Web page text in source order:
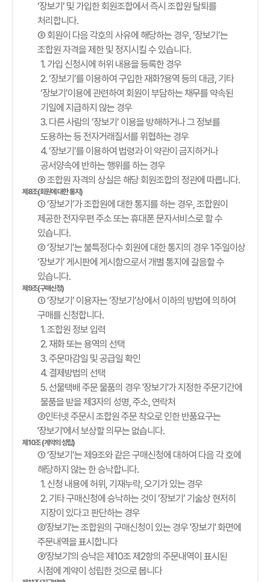
‘장보기’ 및 가입한 회원조합에서 즉시 조합원 탈퇴를
처리합니다.
② 회원이 다음 각호의 사유에 해당하는 경우, ‘장보기’는
조합원 자격을 제한 및 정지시킬 수 있습니다.
1. 가입 신청시에 허위 내용을 등록한 경우
2. ‘장보기’를 이용하여 구입한 재화?용역 등의 대금, 기타
‘장보기’이용에 관련하여 회원이 부담하는 채무를 약속된
기일에 지급하지 않는 경우
3. 다른 사람의 ‘장보기’ 이용을 방해하거나 그 정보를
도용하는 등 전자거래질서를 위협하는 경우
4. ‘장보기’를 이용하여 법령과 이 약관이 금지하거나
공서양속에 반하는 행위를 하는 경우
③ 조합원 자격의 상실은 해당 회원조합의 정관에 따릅니다.
제8조(회원에 대한 통지)
① ‘장보기’가 조합원에 대한 통지를 하는 경우, 조합원이
제공한 전자우편 주소 또는 휴대폰 문자서비스로 할 수
있습니다.
② ‘장보기’는 불특정다수 회원에 대한 통지의 경우 1주일이상
‘장보기’ 게시판에 게시함으로서 개별 통지에 갈음할 수
있습니다.
제9조(구매신청)
① ‘장보기’ 이용자는 ‘장보기’상에서 이하의 방법에 의하여
구매를 신청합니다.
1. 조합원 정보 입력
2. 재화 또는 용역의 선택
3. 주문마감일 및 공급일 확인
4. 결제방법의 선택
5. 선물택배 주문 물품의 경우 '장보기'가 지정한 주문기간에
물품을 받을 제3자의 성명, 주소, 연락처
②인터넷 주문시 조합원 주문 착오로 인한 반품요구는
'장보기'에서 보상할 의무는 없습니다.
제10조 (계약의 성립)
① ‘장보기’는 제9조와 같은 구매신청에 대하여 다음 각 호에
해당하지 않는 한 승낙합니다.
1. 신청 내용에 허위, 기재누락, 오기가 있는 경우
2. 기타 구매신청에 승낙하는 것이 ‘장보기’ 기술상 현저히
지장이 있다고 판단하는 경우
②'장보기'는 조합원의 구매신청이 있는 경우 '장보기' 화면에
주문내역을 표시합니다
③'장보기'의 승낙은 제10조 제2항의 주문내역이 표시된
시점에 계약이 성립한 것으로 봅니다